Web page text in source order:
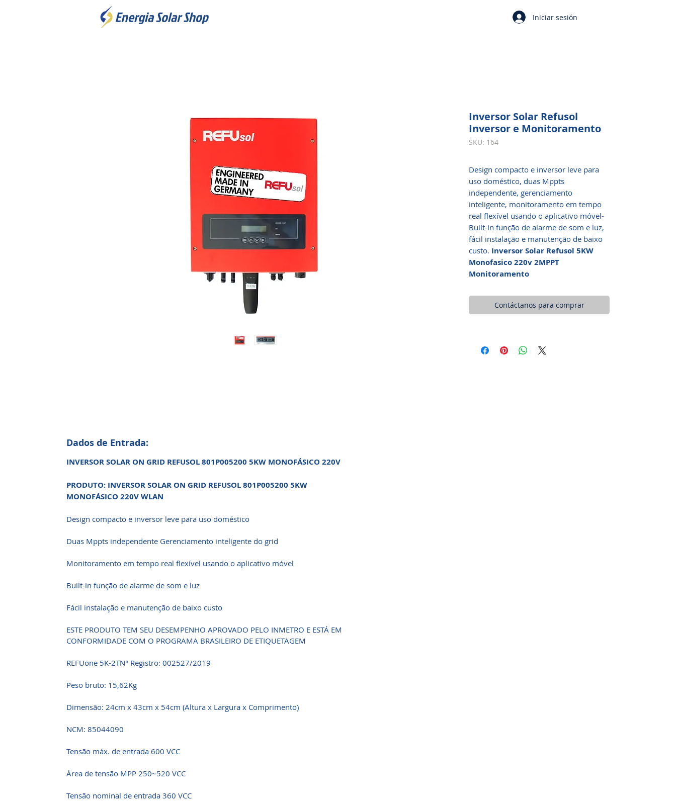
Iniciar sesión
Inversor Solar Refusol
Inversor e Monitoramento
SKU: 164
Design compacto e inversor leve para
uso doméstico, duas Mppts
independente, gerenciamento
inteligente, monitoramento em tempo
real flexível usando o aplicativo móvel-
Built-in função de alarme de som e luz,
fácil instalação e manutenção de baixo
custo. Inversor Solar Refusol 5KW
Monofasico 220v 2MPPT
Monitoramento
Contáctanos para comprar
Dados de Entrada:
INVERSOR SOLAR ON GRID REFUSOL 801P005200 5KW MONOFÁSICO 220V
PRODUTO: INVERSOR SOLAR ON GRID REFUSOL 801P005200 5KW
MONOFÁSICO 220V WLAN
Design compacto e inversor leve para uso doméstico
Duas Mppts independente Gerenciamento inteligente do grid
Monitoramento em tempo real flexível usando o aplicativo móvel
Built-in função de alarme de som e luz
Fácil instalação e manutenção de baixo custo
ESTE PRODUTO TEM SEU DESEMPENHO APROVADO PELO INMETRO E ESTÁ EM
CONFORMIDADE COM O PROGRAMA BRASILEIRO DE ETIQUETAGEM
REFUone 5K-2TN° Registro: 002527/2019
Peso bruto: 15,62Kg
Dimensão: 24cm x 43cm x 54cm (Altura x Largura x Comprimento)​​​​​​
​NCM: 85044090
Tensão máx. de entrada 600 VCC
Área de tensão MPP 250~520 VCC
Tensão nominal de entrada 360 VCC